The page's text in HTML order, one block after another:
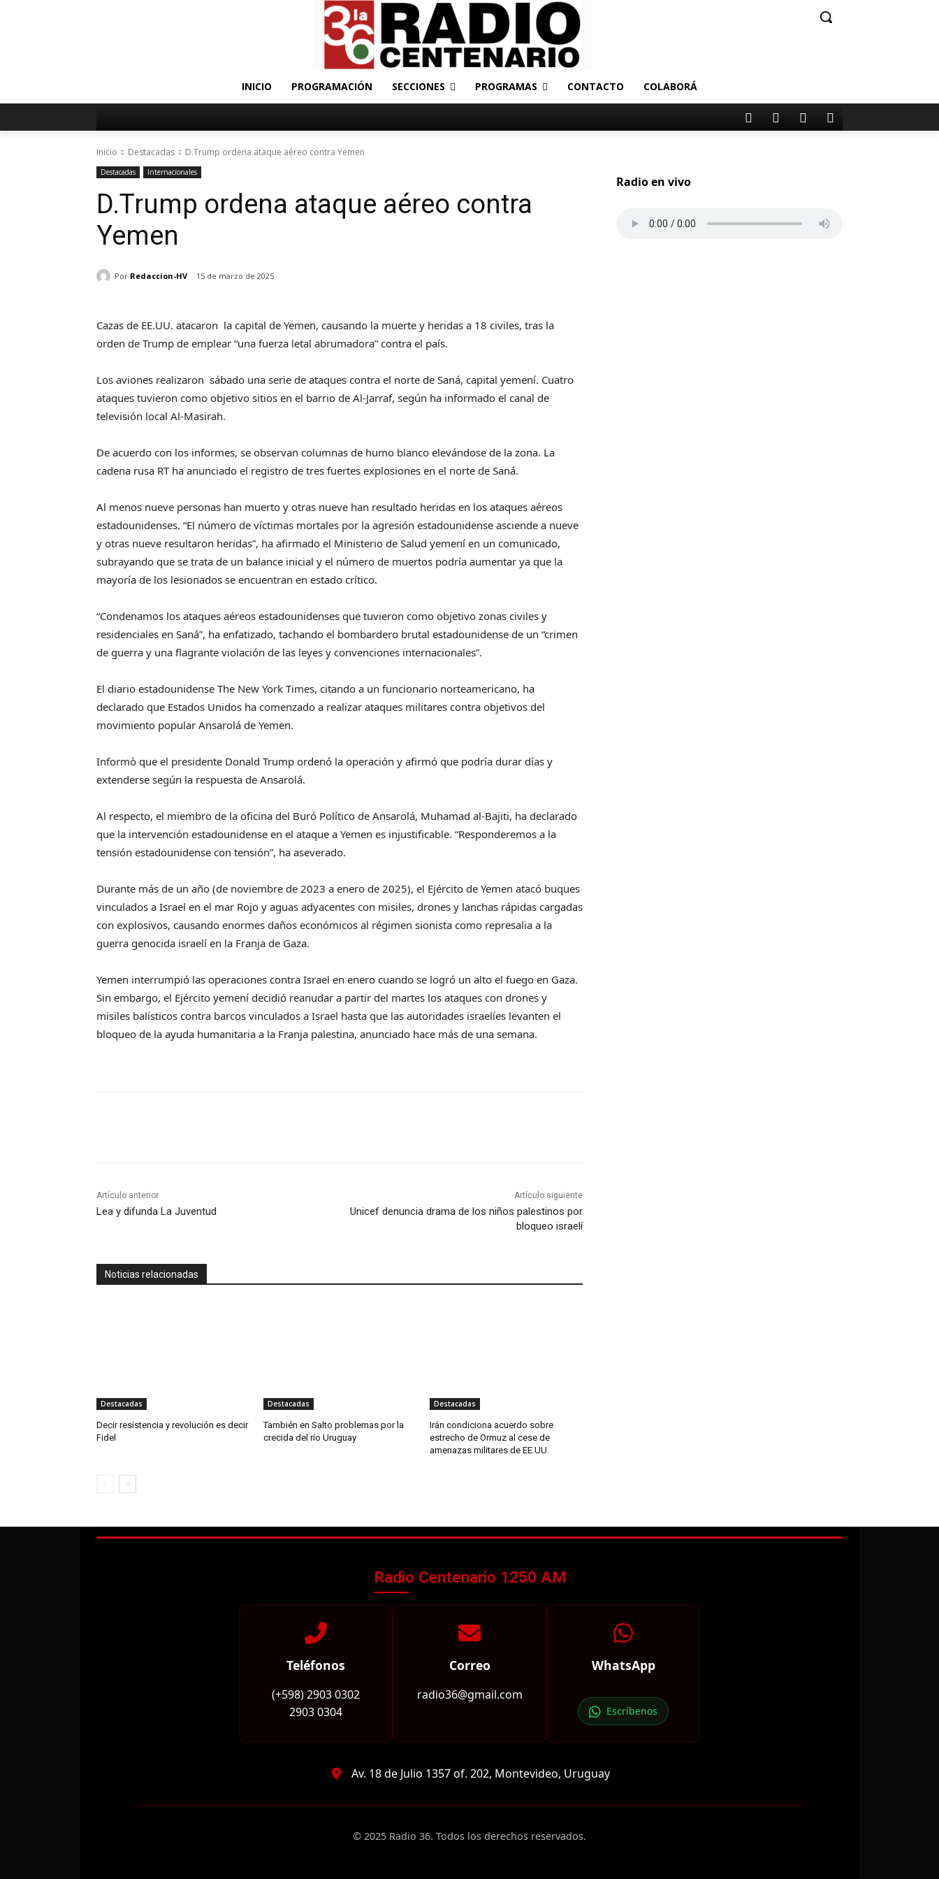
INICIO PROGRAMACIÓN SECCIONES PROGRAMAS CONTACTO COLABORÁ
Inicio Destacadas D.Trump ordena ataque aéreo contra Yemen
Destacadas Internacionales
D.Trump ordena ataque aéreo contra
Yemen
Por Redaccion-HV 15 de marzo de 2025
Cazas de EE.UU. atacaron la capital de Yemen, causando la muerte y heridas a 18 civiles, tras la
orden de Trump de emplear “una fuerza letal abrumadora” contra el país.
Los aviones realizaron sábado una serie de ataques contra el norte de Saná, capital yemení. Cuatro
ataques tuvieron como objetivo sitios en el barrio de Al-Jarraf, según ha informado el canal de
televisión local Al-Masirah.
De acuerdo con los informes, se observan columnas de humo blanco elevándose de la zona. La
cadena rusa RT ha anunciado el registro de tres fuertes explosiones en el norte de Saná.
Al menos nueve personas han muerto y otras nueve han resultado heridas en los ataques aéreos
estadounidenses. “El número de víctimas mortales por la agresión estadounidense asciende a nueve
y otras nueve resultaron heridas”, ha afirmado el Ministerio de Salud yemení en un comunicado,
subrayando que se trata de un balance inicial y el número de muertos podría aumentar ya que la
mayoría de los lesionados se encuentran en estado crítico.
“Condenamos los ataques aéreos estadounidenses que tuvieron como objetivo zonas civiles y
residenciales en Saná”, ha enfatizado, tachando el bombardero brutal estadounidense de un “crimen
de guerra y una flagrante violación de las leyes y convenciones internacionales”.
El diario estadounidense The New York Times, citando a un funcionario norteamericano, ha
declarado que Estados Unidos ha comenzado a realizar ataques militares contra objetivos del
movimiento popular Ansarolá de Yemen.
Informò que el presidente Donald Trump ordenó la operación y afirmó que podría durar días y
extenderse según la respuesta de Ansarolá.
Al respecto, el miembro de la oficina del Buró Político de Ansarolá, Muhamad al-Bajiti, ha declarado
que la intervención estadounidense en el ataque a Yemen es injustificable. “Responderemos a la
tensión estadounidense con tensión”, ha aseverado.
Durante más de un año (de noviembre de 2023 a enero de 2025), el Ejército de Yemen atacó buques
vinculados a Israel en el mar Rojo y aguas adyacentes con misiles, drones y lanchas rápidas cargadas
con explosivos, causando enormes daños económicos al régimen sionista como represalia a la
guerra genocida israelí en la Franja de Gaza.
Yemen interrumpió las operaciones contra Israel en enero cuando se logró un alto el fuego en Gaza.
Sin embargo, el Ejército yemení decidió reanudar a partir del martes los ataques con drones y
misiles balísticos contra barcos vinculados a Israel hasta que las autoridades israelíes levanten el
bloqueo de la ayuda humanitaria a la Franja palestina, anunciado hace más de una semana.
Artículo anterior
Lea y difunda La Juventud
Artículo siguiente
Unicef denuncia drama de los niños palestinos por
bloqueo israelí
Noticias relacionadas
Destacadas
Decir resistencia y revolución es decir
Fidel
Destacadas
También en Salto problemas por la
crecida del río Uruguay
Destacadas
Irán condiciona acuerdo sobre
estrecho de Ormuz al cese de
amenazas militares de EE.UU.
Radio en vivo
Radio Centenario 1250 AM
Teléfonos
(+598) 2903 0302
2903 0304
Correo
radio36@gmail.com
WhatsApp
Escríbenos
Av. 18 de Julio 1357 of. 202, Montevideo, Uruguay
© 2025 Radio 36. Todos los derechos reservados.